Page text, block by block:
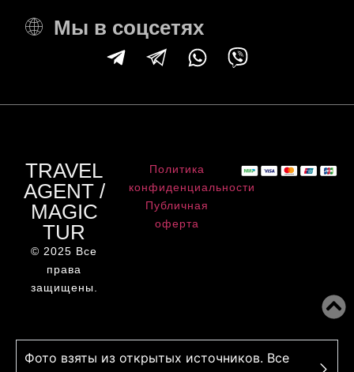
Мы в соцсетях
TRAVEL
AGENT /
MAGIC
TUR
© 2025 Все
права
защищены.
Политика
конфиденциальности
Публичная
оферта
Фото взяты из открытых источников. Все